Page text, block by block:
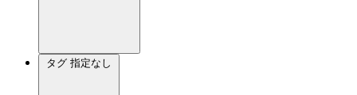
タグ 指定なし